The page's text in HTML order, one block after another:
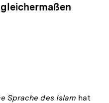
Sprache des Islam hat